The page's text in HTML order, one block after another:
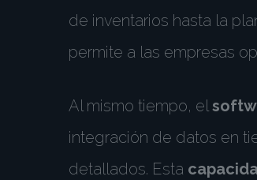
de inventarios hasta la
permite a las empresas
Al mismo tiempo, el
integración de datos en
detallados. Esta